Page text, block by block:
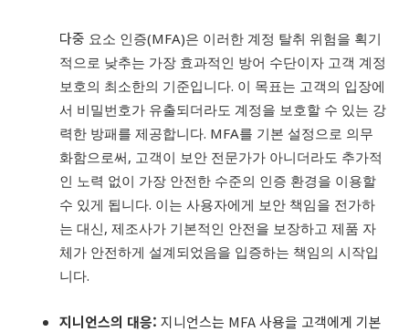
다중 요소 인증(MFA)은 이러한 계정 탈취 위험을 획기
적으로 낮추는 가장 효과적인 방어 수단이자 고객 계정
보호의 최소한의 기준입니다. 이 목표는 고객의 입장에
서 비밀번호가 유출되더라도 계정을 보호할 수 있는 강
력한 방패를 제공합니다. MFA를 기본 설정으로 의무
화함으로써, 고객이 보안 전문가가 아니더라도 추가적
인 노력 없이 가장 안전한 수준의 인증 환경을 이용할
수 있게 됩니다. 이는 사용자에게 보안 책임을 전가하
는 대신, 제조사가 기본적인 안전을 보장하고 제품 자
체가 안전하게 설계되었음을 입증하는 책임의 시작입
니다.
지니언스의 대응: 지니언스는 MFA 사용을 고객에게 기본